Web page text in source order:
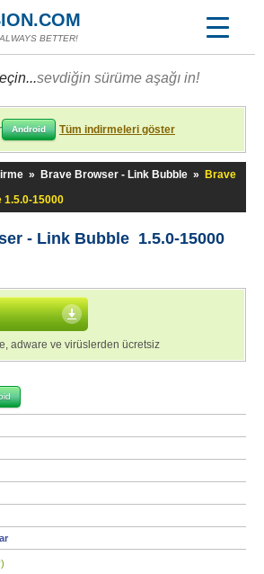
BETTER!
sevdiğin sürüme aşağı in!
Android Tüm indirmeleri göster
» Brave Browser - Link Bubble »
Brave
1.5.0-15000
- Link Bubble 1.5.0-15000
adware ve virüslerden ücretsiz